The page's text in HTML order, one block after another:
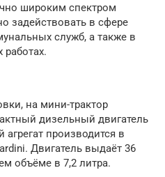
широким спектром
задействовать в сфере
служб, а также в
на мини-трактор
дизельный двигатель
агрегат производится в
Двигатель выдаёт 36
объёме в 7,2 литра.